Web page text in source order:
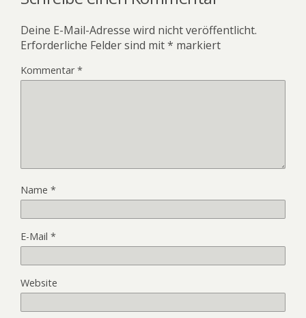
Deine E-Mail-Adresse wird nicht veröffentlicht.
Erforderliche Felder sind mit* markiert
Kommentar*
Name *
E-Mail *
Website